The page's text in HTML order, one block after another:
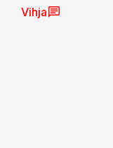
Vihja